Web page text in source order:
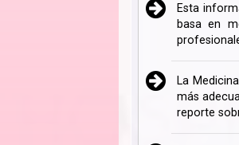
Esta
basa en
La
más
reporte